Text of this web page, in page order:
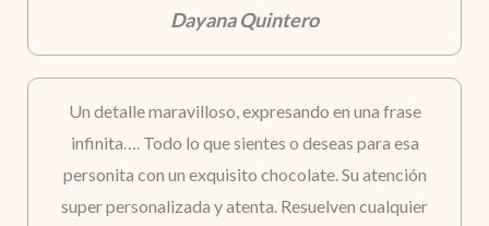
Dayana Quintero
Un detalle maravilloso, expresando en una frase
infinita…. Todo lo que sientes o deseas para esa
personita con un exquisito chocolate. Su atención
super personalizada y atenta. Resuelven cualquier